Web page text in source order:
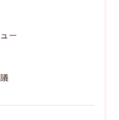
ー